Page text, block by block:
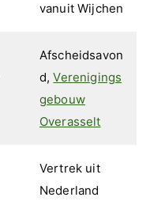
vanuit Wijchen
Afscheidsavon
d,Verenigings
gebouw
Overasselt
Vertrek uit
Nederland